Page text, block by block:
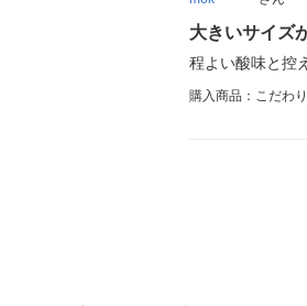
大きいサイズ
程よい酸味と控
購入商品：こだわ